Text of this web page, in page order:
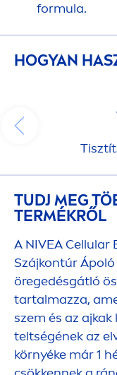
formula.
HOGYAN
TUDJ MEG
TERMÉKRŐL
A NIVEA Cellular
Szájkontúr
öregedésgátló
tartalmazza,
szem és az
teltségének az
környéke már 1